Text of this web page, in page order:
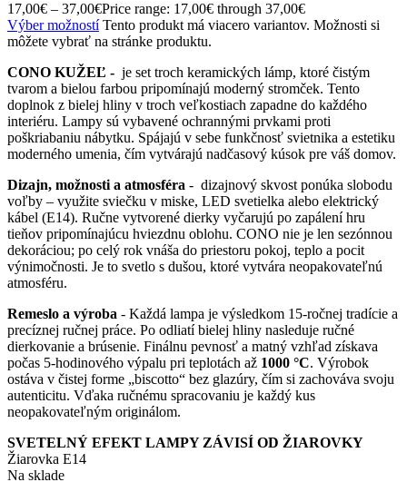
17,00€ – 37,00€Price range: 17,00€ through 37,00€
Výber možností Tento produkt má viacero variantov. Možnosti si
môžete vybrať na stránke produktu.
CONO KUŽEĽ - je set troch keramických lámp, ktoré čistým
tvarom a bielou farbou pripomínajú moderný stromček. Tento
doplnok z bielej hliny v troch veľkostiach zapadne do každého
interiéru. Lampy sú vybavené ochrannými prvkami proti
poškriabaniu nábytku. Spájajú v sebe funkčnosť svietnika a estetiku
moderného umenia, čím vytvárajú nadčasový kúsok pre váš domov.
Dizajn, možnosti a atmosféra - dizajnový skvost ponúka slobodu
voľby – využite sviečku v miske, LED svetielka alebo elektrický
kábel (E14). Ručne vytvorené dierky vyčarujú po zapálení hru
tieňov pripomínajúcu hviezdnu oblohu. CONO nie je len sezónnou
dekoráciou; po celý rok vnáša do priestoru pokoj, teplo a pocit
výnimočnosti. Je to svetlo s dušou, ktoré vytvára neopakovateľnú
atmosféru.
Remeslo a výroba - Každá lampa je výsledkom 15-ročnej tradície a
precíznej ručnej práce. Po odliatí bielej hliny nasleduje ručné
dierkovanie a brúsenie. Finálnu pevnosť a matný vzhľad získava
počas 5-hodinového výpalu pri teplotách až 1000 °C. Výrobok
ostáva v čistej forme „biscotto“ bez glazúry, čím si zachováva svoju
autenticitu. Vďaka ručnému spracovaniu je každý kus
neopakovateľným originálom.
SVETELNÝ EFEKT LAMPY ZÁVISÍ OD ŽIAROVKY
Žiarovka E14
Na sklade